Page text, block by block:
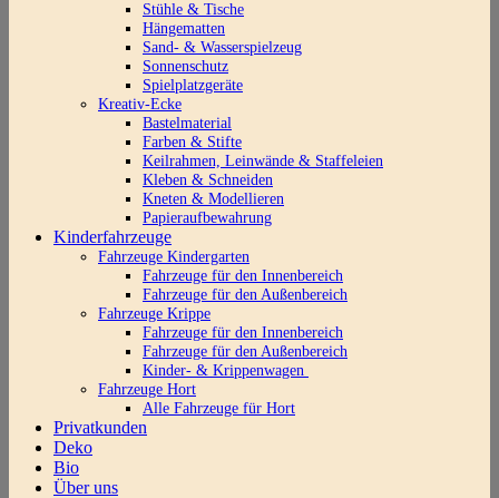
Stühle & Tische
Hängematten
Sand- & Wasserspielzeug
Sonnenschutz
Spielplatzgeräte
Kreativ-Ecke
Bastelmaterial
Farben & Stifte
Keilrahmen, Leinwände & Staffeleien
Kleben & Schneiden
Kneten & Modellieren
Papieraufbewahrung
Kinderfahrzeuge
Fahrzeuge Kindergarten
Fahrzeuge für den Innenbereich
Fahrzeuge für den Außenbereich
Fahrzeuge Krippe
Fahrzeuge für den Innenbereich
Fahrzeuge für den Außenbereich
Kinder- & Krippenwagen
Fahrzeuge Hort
Alle Fahrzeuge für Hort
Privatkunden
Deko
Bio
Über uns